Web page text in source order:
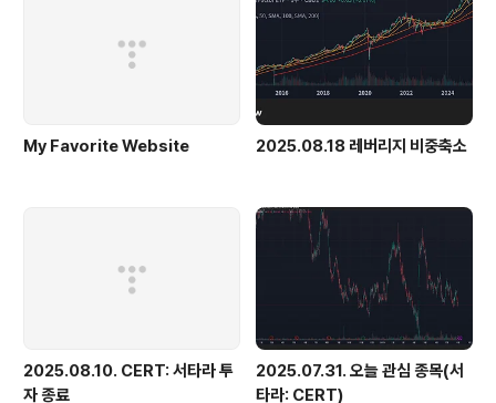
My Favorite Website 2025.08.18 레버리지 비중축소
2025.08.10. CERT: 서타라 투
자 종료
2025.07.31. 오늘 관심 종목(서
타라: CERT)